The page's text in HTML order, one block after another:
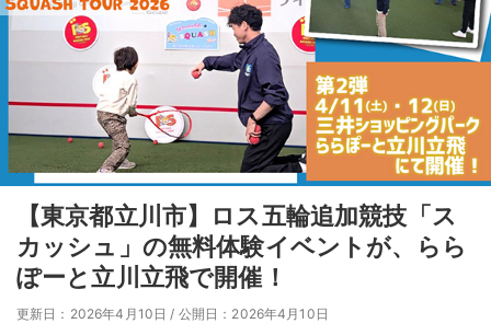
【東京都立川市】ロス五輪追加競技「ス
カッシュ」の無料体験イベントが、らら
ぽーと立川立飛で開催！
更新日：2026年4月10日 / 公開日：2026年4月10日